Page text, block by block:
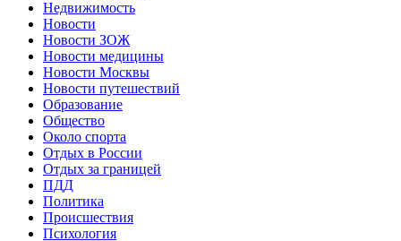
Недвижимость
Новости
Новости ЗОЖ
Новости медицины
Новости Москвы
Новости путешествий
Образование
Общество
Около спорта
Отдых в России
Отдых за границей
ПДД
Политика
Происшествия
Психология